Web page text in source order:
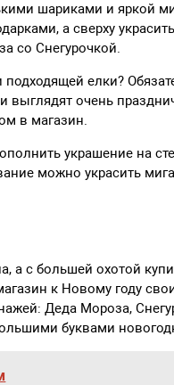
шариками и яркой
а сверху
со Снегурочкой.
елки?
выглядят очень
в магазин.
украшение на
можно украсить
а с большей охотой
к Новому году
Деда Мороза,
буквами